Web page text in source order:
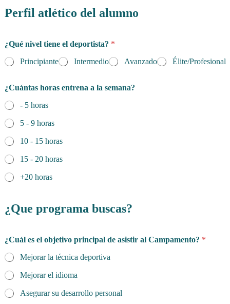
Perfil atlético del alumno
¿Qué nivel tiene el deportista? *
Principiante
Intermedio Avanzado Élite/Profesional
¿Cuántas horas entrena a la semana?
- 5 horas
5 - 9 horas
10 - 15 horas
15 - 20 horas
+20 horas
¿Que programa buscas?
¿Cuál es el objetivo principal de asistir al Campamento? *
Mejorar la técnica deportiva
Mejorar el idioma
Asegurar su desarrollo personal